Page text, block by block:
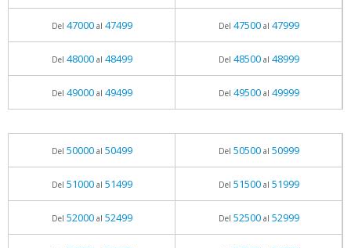
Del 47000al 47499 Del 47500al 47999
Del 48000al 48499 Del 48500al 48999
Del 49000al 49499 Del 49500al 49999
Del 50000al 50499 Del 50500al 50999
Del 51000al 51499 Del 51500al 51999
Del 52000al 52499 Del 52500al 52999